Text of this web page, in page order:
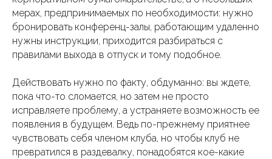
мерах, предпринимаемых по необходимости: нужно
бронировать конференц-залы, работающим удаленно
нужны инструкции, приходится разбираться с
правилами выхода в отпуск и тому подобное.
Действовать нужно по факту, обдуманно: вы ждете,
пока что-то сломается, но затем не просто
исправляете проблему, а устраняете возможность ее
появления в будущем. Ведь по-прежнему приятнее
чувствовать себя членом клуба, но чтобы клуб не
превратился в раздевалку, понадобятся кое-какие